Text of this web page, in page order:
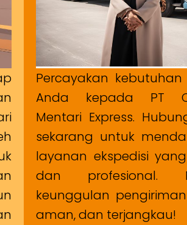
Percayakan
Anda kepada PT
Mentari Express.
sekarang untuk
layanan ekspedisi
dan profesional.
keunggulan
aman, dan terjangkau!